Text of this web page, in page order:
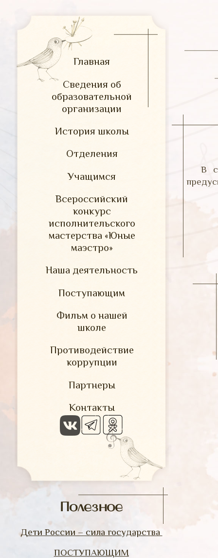
Главная
Сведения об
образовательной
организации
История школы
Отделения
Учащимся
Всероссийский
конкурс
исполнительского
мастерства «Юные
маэстро»
Наша деятельность
Поступающим
Фильм о нашей
школе
Противодействие
коррупции
Партнеры
Контакты
Полезное
Дети России – сила государства
ПОСТУПАЮЩИМ
В